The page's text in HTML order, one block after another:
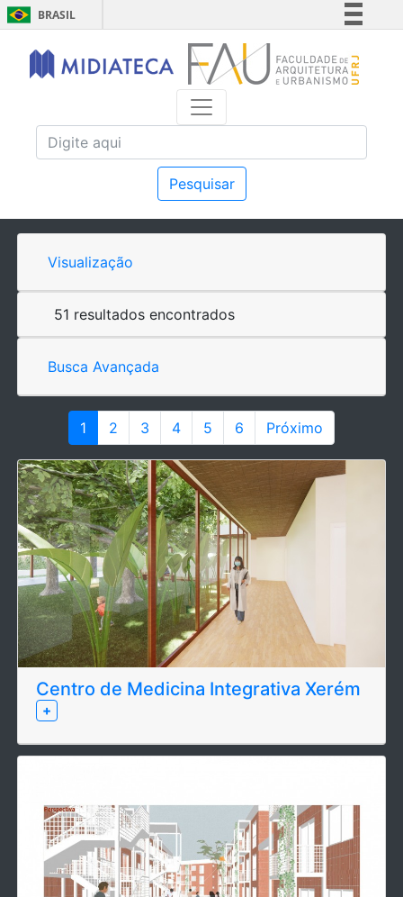
BRASIL
Simplifique!
Comunica BR
Acesso à informação
Pesquisar
Visualização
51 resultados encontrados
Busca Avançada
1 2 3 4 5 6 Próximo
Centro de Medicina Integrativa Xerém
+